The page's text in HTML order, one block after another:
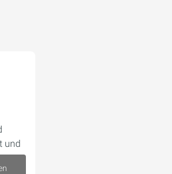
und